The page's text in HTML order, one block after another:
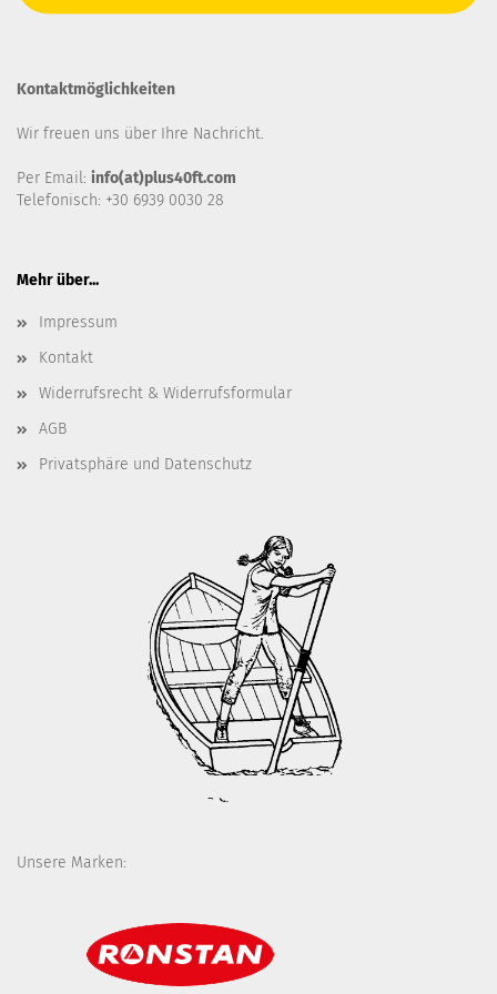
Kontaktmöglichkeiten
Wir freuen uns über Ihre Nachricht.
Per Email: info(at)plus40ft.com
Telefonisch: +30 6939 0030 28
Mehr über...
Impressum
Kontakt
Widerrufsrecht & Widerrufsformular
AGB
Privatsphäre und Datenschutz
Unsere Marken: